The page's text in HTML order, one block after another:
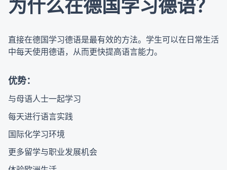
为什么在德国学习德语？
直接在德国学习德语是最有效的方法。学生可以在日常生活
中每天使用德语，从而更快提高语言能力。
优势：
与母语人士一起学习
每天进行语言实践
国际化学习环境
更多留学与职业发展机会